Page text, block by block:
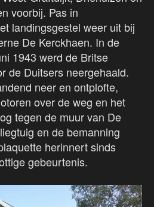
voorbij. Pas in
landingsgestel weer uit bij
De Kerckhaen. In de
1943 werd de Britse
de Duitsers neergehaald.
neer en ontplofte,
over de weg en het
tegen de muur van De
en de bemanning
herinnert sinds
gebeurtenis.